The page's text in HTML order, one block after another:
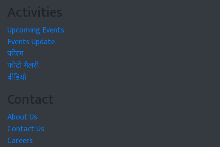
Activities
Upcoming Events
Events Update
फोरम
फोटो गैलरी
वीडियो
Contact
About Us
Contact Us
Careers